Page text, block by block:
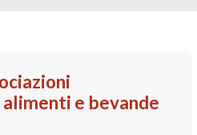
e bevande